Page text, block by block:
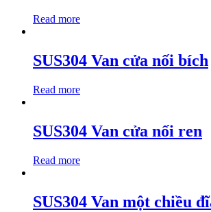
Read more
SUS304 Van cửa nối bích
Read more
SUS304 Van cửa nối ren
Read more
SUS304 Van một chiều